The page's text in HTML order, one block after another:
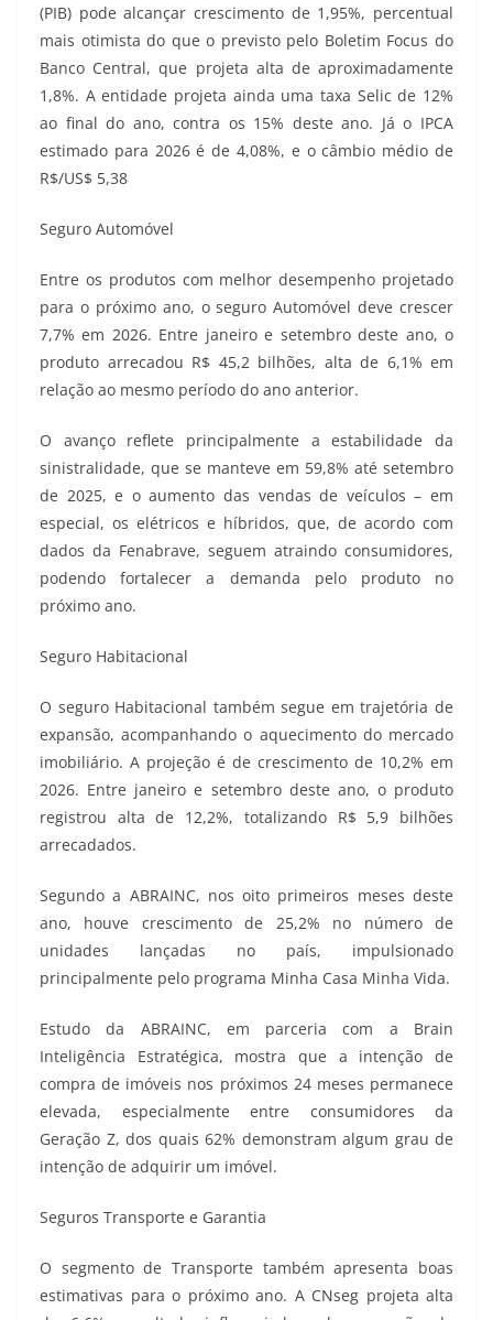
(PIB) pode alcançar crescimento de 1,95%, percentual
mais otimista do que o previsto pelo Boletim Focus do
Banco Central, que projeta alta de aproximadamente
1,8%. A entidade projeta ainda uma taxa Selic de 12%
ao final do ano, contra os 15% deste ano. Já o IPCA
estimado para 2026 é de 4,08%, e o câmbio médio de
R$/US$ 5,38
Seguro Automóvel
Entre os produtos com melhor desempenho projetado
para o próximo ano, o seguro Automóvel deve crescer
7,7% em 2026. Entre janeiro e setembro deste ano, o
produto arrecadou R$ 45,2 bilhões, alta de 6,1% em
relação ao mesmo período do ano anterior.
O avanço reflete principalmente a estabilidade da
sinistralidade, que se manteve em 59,8% até setembro
de 2025, e o aumento das vendas de veículos – em
especial, os elétricos e híbridos, que, de acordo com
dados da Fenabrave, seguem atraindo consumidores,
podendo fortalecer a demanda pelo produto no
próximo ano.
Seguro Habitacional
O seguro Habitacional também segue em trajetória de
expansão, acompanhando o aquecimento do mercado
imobiliário. A projeção é de crescimento de 10,2% em
2026. Entre janeiro e setembro deste ano, o produto
registrou alta de 12,2%, totalizando R$ 5,9 bilhões
arrecadados.
Segundo a ABRAINC, nos oito primeiros meses deste
ano, houve crescimento de 25,2% no número de
unidades lançadas no país, impulsionado
principalmente pelo programa Minha Casa Minha Vida.
Estudo da ABRAINC, em parceria com a Brain
Inteligência Estratégica, mostra que a intenção de
compra de imóveis nos próximos 24 meses permanece
elevada, especialmente entre consumidores da
Geração Z, dos quais 62% demonstram algum grau de
intenção de adquirir um imóvel.
Seguros Transporte e Garantia
O segmento de Transporte também apresenta boas
estimativas para o próximo ano. A CNseg projeta alta